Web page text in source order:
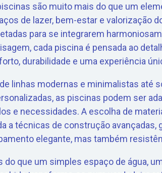
são muito mais do que um
de lazer, bem-estar e valorização
para se integrarem
cada piscina é pensada ao
durabilidade e uma experiência
linhas modernas e minimalistas até
as piscinas podem ser
e necessidades. A escolha de
a técnicas de construção avançadas,
elegante, mas também
do que um simples espaço de água,